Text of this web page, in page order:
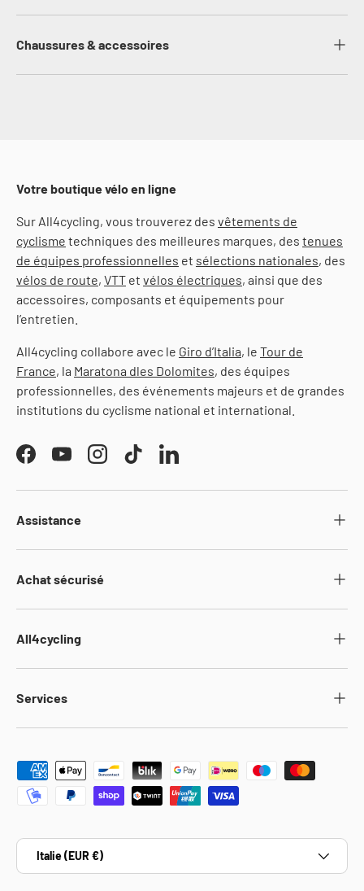
Chaussures & accessoires
Votre boutique vélo en ligne
Sur All4cycling, vous trouverez des vêtements de
cyclisme techniques des meilleures marques, des tenues
de équipes professionnelles et sélections nationales, des
vélos de route, VTT et vélos électriques, ainsi que des
accessoires, composants et équipements pour
l’entretien.
All4cycling collabore avec le Giro d’Italia, le Tour de
France, la Maratona dles Dolomites, des équipes
professionnelles, des événements majeurs et de grandes
institutions du cyclisme national et international.
FacebookYouTubeInstagramTikTokLinkedIn
Assistance
Achat sécurisé
All4cycling
Services
Moyens de paiement acceptés
Pays
Italie (EUR €)